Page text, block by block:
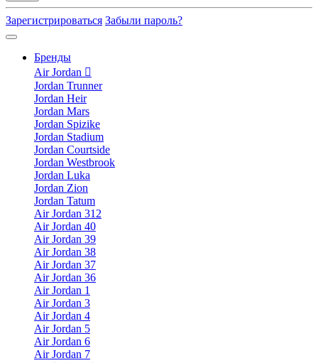
Зарегистрироваться Забыли пароль?
Бренды
Air Jordan
Jordan Trunner
Jordan Heir
Jordan Mars
Jordan Spizike
Jordan Stadium
Jordan Courtside
Jordan Westbrook
Jordan Luka
Jordan Zion
Jordan Tatum
Air Jordan 312
Air Jordan 40
Air Jordan 39
Air Jordan 38
Air Jordan 37
Air Jordan 36
Air Jordan 1
Air Jordan 3
Air Jordan 4
Air Jordan 5
Air Jordan 6
Air Jordan 7